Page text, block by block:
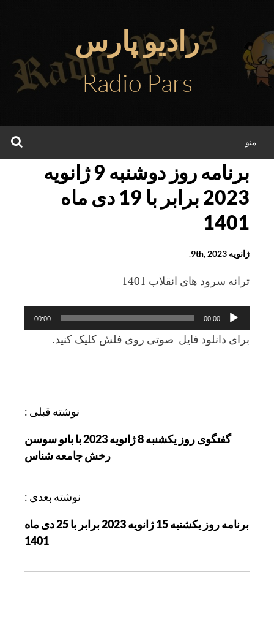
محتوا
رادیو پارس
Radio Pars
منو
برنامه روز دوشنبه 9 ژانویه
2023 برابر با 19 دی ماه
1401
ژانویه 9th, 2023 .
ترانه سرود های انقلاب 1401
پخش‌کننده
صوت
00:00
00:00
برای دانلود فایل صوتی روی فلش کلیک کنید.
و
ه
نوشته قبلی :
گفتگوی روز یکشنبه 8 ژانویه 2023 با بانو سوسن
رخش جامعه شناس
نوشته بعدی :
برنامه روز یکشنبه 15 ژانویه 2023 برابر با 25 دی ماه
1401